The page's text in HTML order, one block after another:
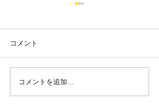
8/29 新着物件。山形市十
日町。
コメント
コメントを追加…